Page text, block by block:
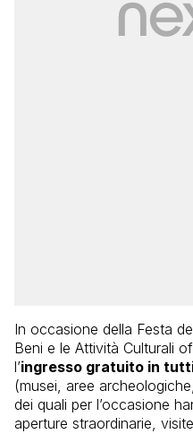
In occasione della Festa
Beni e le Attività Culturali
l’ingresso gratuito in
(musei, aree
dei quali per l’occasione
aperture straordinarie,